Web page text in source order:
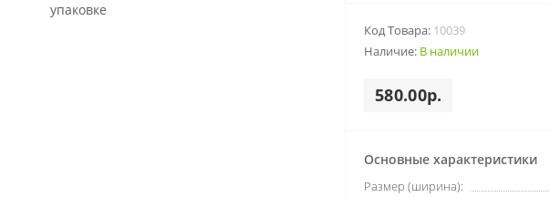
Код Товара: 10039
Наличие: В наличии
580.00р.
Основные характеристики
Размер (ширина):